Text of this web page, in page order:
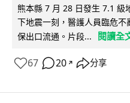
熊本縣 7 月 28 日發生 7.1 級
下地震一刻，醫護人員臨危
保出口流通。片段...
閱讀全
67 20 ↗ 分享